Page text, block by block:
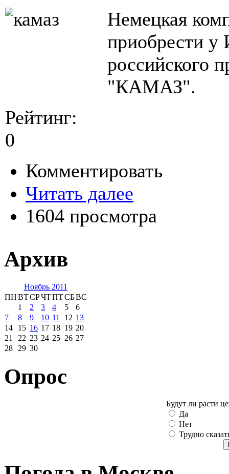
Немецкая
приобрести
российского
"КАМАЗ".
Рейтинг:
0
Комментировать
Читать далее
1604 просмотра
Архив
Ноябрь 2011
ПНВТСРЧТПТСБВС
1
2 3 4 5
6
7
8 9 10 11 12 13
14
15 16 17 18 19 20
21
22 23 24 25 26 27
28
29 30
Опрос
Будут ли расти
Да
Нет
Трудно